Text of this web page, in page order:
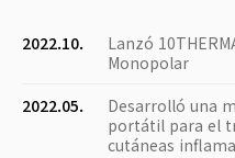
2022.10.
Lanzó
Monopolar
2022.05.
Desarrolló una
portátil para el
cutáneas